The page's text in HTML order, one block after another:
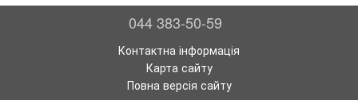
Как уже отмечалось, пыльники представляют собой
расходный материал, предназначенный для обеспечения
044 383-50-59
Контактна інформація
Карта сайту
Повна версія сайту